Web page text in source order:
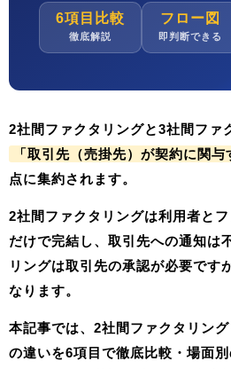
6項目比較
徹底解説
フロー図
即判断できる
2社間ファクタリングと3社間ファ
「取引先（売掛先）が契約に関与
点に集約されます。
2社間ファクタリングは利用者と
だけで完結し、取引先への通知は
リングは取引先の承認が必要です
なります。
本記事では、 2社間ファクタリン
の違いを6項目で徹底比較・場面